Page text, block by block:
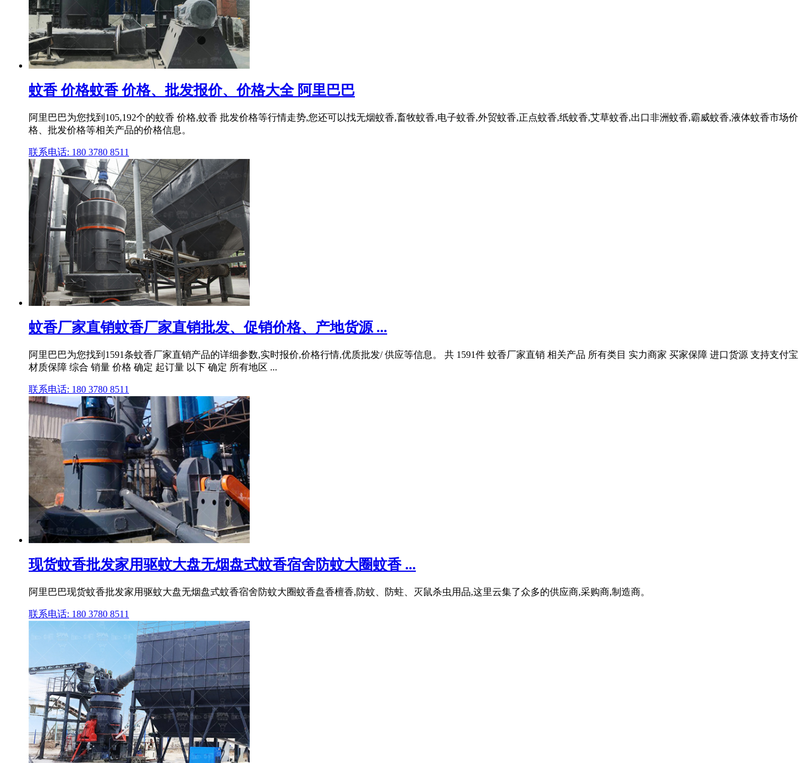
蚊香 价格蚊香 价格、批发报价、价格大全 阿里巴巴
阿里巴巴为您找到105,192个的蚊香 价格,蚊香 批发价格等行情走势,您还可以找无烟蚊香,畜牧蚊香,电子蚊香,外贸蚊香,正点蚊香,纸蚊香,艾草蚊香,出口非洲蚊香,霸威蚊香,液体蚊香市场价
格、批发价格等相关产品的价格信息。
联系电话: 180 3780 8511
蚊香厂家直销蚊香厂家直销批发、促销价格、产地货源 ...
阿里巴巴为您找到1591条蚊香厂家直销产品的详细参数,实时报价,价格行情,优质批发/ 供应等信息。 共 1591件 蚊香厂家直销 相关产品 所有类目 实力商家 买家保障 进口货源 支持支付宝
材质保障 综合 销量 价格 确定 起订量 以下 确定 所有地区 ...
联系电话: 180 3780 8511
现货蚊香批发家用驱蚊大盘无烟盘式蚊香宿舍防蚊大圈蚊香 ...
阿里巴巴现货蚊香批发家用驱蚊大盘无烟盘式蚊香宿舍防蚊大圈蚊香盘香檀香,防蚊、防蛀、灭鼠杀虫用品,这里云集了众多的供应商,采购商,制造商。
联系电话: 180 3780 8511